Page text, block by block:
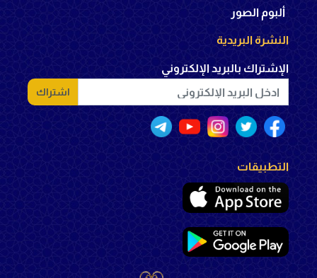
ألبوم الصور
النشرة البريدية
الإشتراك بالبريد الإلكتروني
اشتراك
التطبيقات